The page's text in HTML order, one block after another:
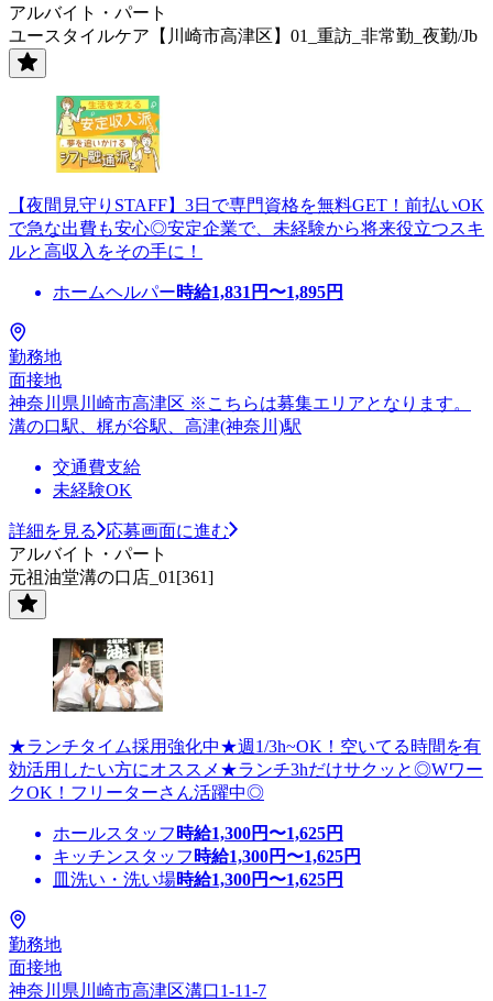
アルバイト・パート
ユースタイルケア【川崎市高津区】01_重訪_非常勤_夜勤/Jb
【夜間見守りSTAFF】3日で専門資格を無料GET！前払いOK
で急な出費も安心◎安定企業で、未経験から将来役立つスキ
ルと高収入をその手に！
ホームヘルパー時給1,831 円〜1,895円
勤務地
面接地
神奈川県川崎市高津区 ※こちらは募集エリアとなります。
溝の口駅、梶が谷駅、高津(神奈川)駅
交通費支給
未経験OK
詳細を見る
応募画面に進む
アルバイト・パート
元祖油堂溝の口店_01[361]
★ランチタイム採用強化中★週1/3h~OK！空いてる時間を有
効活用したい方にオススメ★ランチ3hだけサクッと◎Wワー
クOK！フリーターさん活躍中◎
ホールスタッフ 時給1,300円〜1,625円
キッチンスタッフ 時給1,300円〜1,625円
皿洗い・洗い場時給1,300円〜1,625円
勤務地
面接地
神奈川県川崎市高津区溝口1-11-7